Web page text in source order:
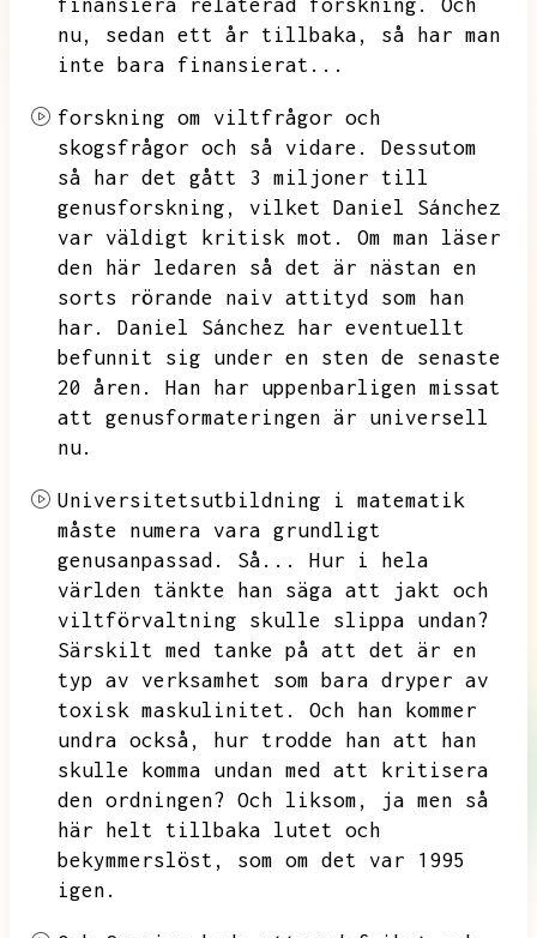
finansiera relaterad forskning.
Och
nu,
sedan ett år tillbaka,
så har man
inte bara finansierat...
forskning om viltfrågor och
skogsfrågor och så vidare.
Dessutom
så har det gått 3 miljoner till
genusforskning,
vilket Daniel Sánchez
var väldigt kritisk mot.
Om man läser
den här ledaren så det är nästan en
sorts rörande naiv attityd som han
har.
Daniel Sánchez har eventuellt
befunnit sig under en sten de senaste
20 åren.
Han har uppenbarligen missat
att genusformateringen är universell
nu.
Universitetsutbildning i matematik
måste numera vara grundligt
genusanpassad.
Så...
Hur i hela
världen tänkte han säga att jakt och
viltförvaltning skulle slippa undan?
Särskilt med tanke på att det är en
typ av verksamhet som bara dryper av
toxisk maskulinitet.
Och han kommer
undra också,
hur trodde han att han
skulle komma undan med att kritisera
den ordningen? Och liksom,
ja men så
här helt tillbaka lutet och
bekymmerslöst,
som om det var 1995
igen.